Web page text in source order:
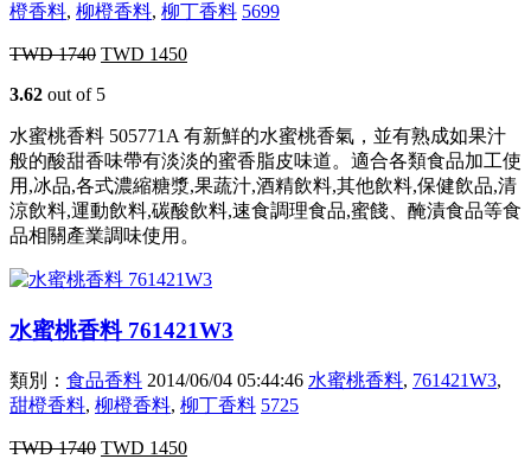
橙香料, 柳橙香料, 柳丁香料 5699
TWD1740 TWD 1450
3.62 out of 5
水蜜桃香料 505771A 有新鮮的水蜜桃香氣，並有熟成如果汁
般的酸甜香味帶有淡淡的蜜香脂皮味道。適合各類食品加工使
用,冰品,各式濃縮糖漿,果蔬汁,酒精飲料,其他飲料,保健飲品,清
涼飲料,運動飲料,碳酸飲料,速食調理食品,蜜餞、醃漬食品等食
品相關產業調味使用。
水蜜桃香料 761421W3
類別： 食品香料 2014/06/04 05:44:46 水蜜桃香料, 761421W3,
甜橙香料, 柳橙香料, 柳丁香料 5725
TWD1740 TWD 1450